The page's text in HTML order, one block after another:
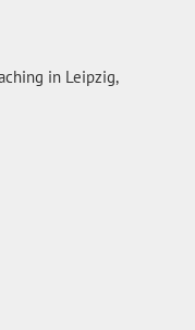
in Leipzig,